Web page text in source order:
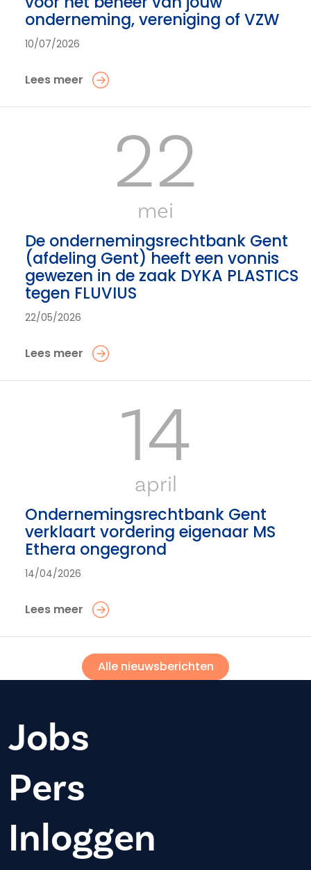
onderneming, vereniging of VZW
10/07/2026
Lees meer
22
mei
De ondernemingsrechtbank Gent
(afdeling Gent) heeft een vonnis
gewezen in de zaak DYKA PLASTICS
tegen FLUVIUS
22/05/2026
Lees meer
14
april
Ondernemingsrechtbank Gent
verklaart vordering eigenaar MS
Ethera ongegrond
14/04/2026
Lees meer
Alle nieuwsberichten
Jobs
Pers
Inloggen